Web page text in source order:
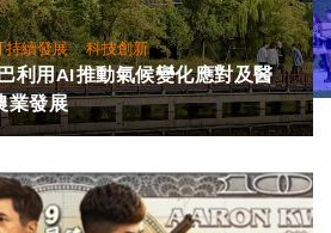
持續發展·科技創新
利用AI推動氣候變化應對及醫
業發展